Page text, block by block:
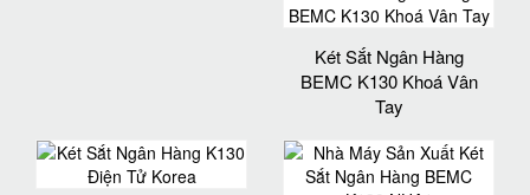
Két Sắt Ngân Hàng
BEMC K130 Khoá Vân
Tay